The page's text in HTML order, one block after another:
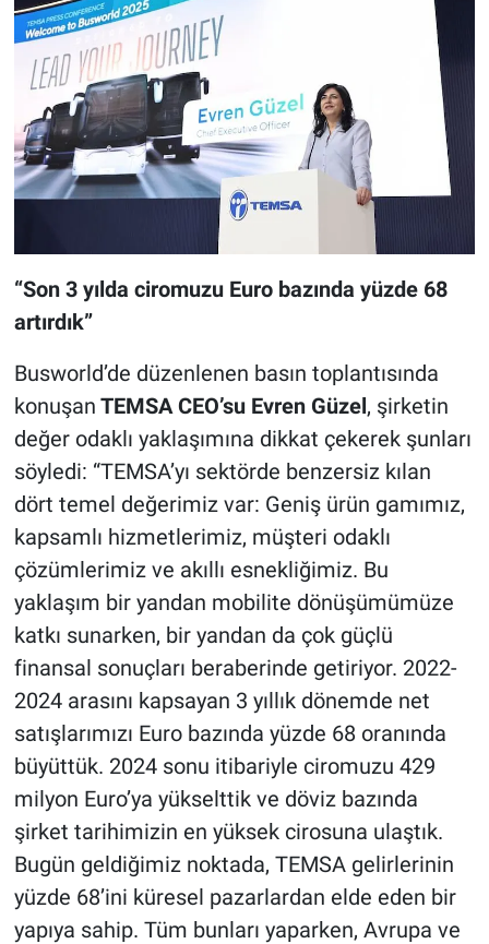
“Son 3 yılda ciromuzu Euro bazında yüzde 68
artırdık”
Busworld’de düzenlenen basın toplantısında
konuşan TEMSA CEO’su Evren Güzel, şirketin
değer odaklı yaklaşımına dikkat çekerek şunları
söyledi: “TEMSA’yı sektörde benzersiz kılan
dört temel değerimiz var: Geniş ürün gamımız,
kapsamlı hizmetlerimiz, müşteri odaklı
çözümlerimiz ve akıllı esnekliğimiz. Bu
yaklaşım bir yandan mobilite dönüşümümüze
katkı sunarken, bir yandan da çok güçlü
finansal sonuçları beraberinde getiriyor. 2022-
2024 arasını kapsayan 3 yıllık dönemde net
satışlarımızı Euro bazında yüzde 68 oranında
büyüttük. 2024 sonu itibariyle ciromuzu 429
milyon Euro’ya yükselttik ve döviz bazında
şirket tarihimizin en yüksek cirosuna ulaştık.
Bugün geldiğimiz noktada, TEMSA gelirlerinin
yüzde 68’ini küresel pazarlardan elde eden bir
yapıya sahip. Tüm bunları yaparken, Avrupa ve